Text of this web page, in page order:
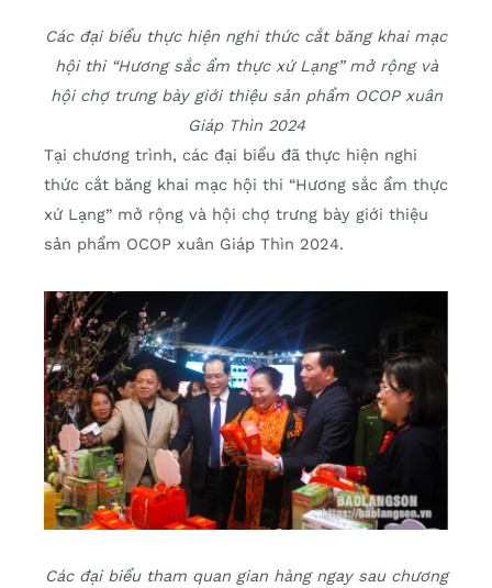
Các đại biểu thực hiện nghi thức cắt băng khai mạc
hội thi “Hương sắc ẩm thực xứ Lạng” mở rộng và
hội chợ trưng bày giới thiệu sản phẩm OCOP xuân
Giáp Thìn 2024
Tại chương trình, các đại biểu đã thực hiện nghi
thức cắt băng khai mạc hội thi “Hương sắc ẩm thực
xứ Lạng” mở rộng và hội chợ trưng bày giới thiệu
sản phẩm OCOP xuân Giáp Thìn 2024.
Các đại biểu tham quan gian hàng ngay sau chương